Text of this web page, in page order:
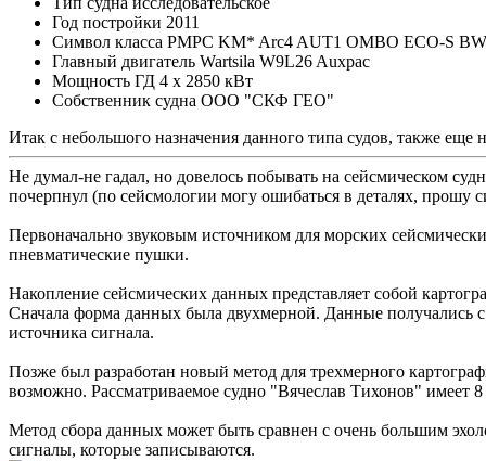
Год постройки 2011
Символ класса РМРС KM* Arc4 AUT1 OMBO ECO-S
Главный двигатель Wartsila W9L26 Auxpac
Мощность ГД 4 х 2850 кВт
Собственник судна ООО "СКФ ГЕО"
Итак с небольшого назначения данного типа судов, также
Не думал-не гадал, но довелось побывать на сейсмическом
почерпнул (по сейсмологии могу ошибаться в деталях, прошу
Первоначально звуковым источником для морских
пневматические пушки.
Накопление сейсмических данных представляет собой
Сначала форма данных была двухмерной. Данные получались
источника сигнала.
Позже был разработан новый метод для трехмерного
возможно. Рассматриваемое судно "Вячеслав Тихонов" имеет
Метод сбора данных может быть сравнен с очень большим
сигналы, которые записываются.